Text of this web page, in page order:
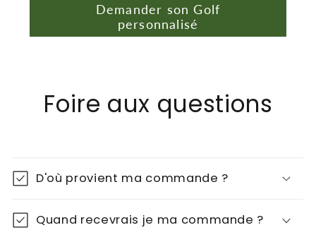
Demander son Golf
personnalisé
Foire aux questions
D'où provient ma commande ?
Quand recevrais je ma commande ?